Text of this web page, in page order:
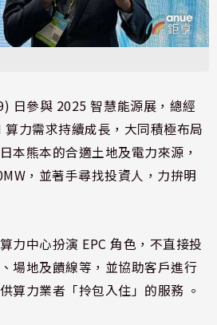
日參與 2025 智慧能源展，總經
力需求持續成長，大同積極布局
本熊本的合適土地及電力來源，
，並著手尋找投資人，力拚明
力中心扮演 EPC 角色，不直接投
場地及饋線等，並協助客戶進行
算力業者「拎包入住」的服務 。